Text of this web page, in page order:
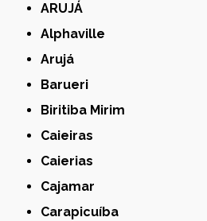
ARUJÁ
Alphaville
Arujá
Barueri
Biritiba Mirim
Caieiras
Caierias
Cajamar
Carapicuíba